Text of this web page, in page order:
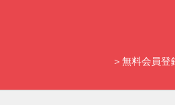
＞無料会員